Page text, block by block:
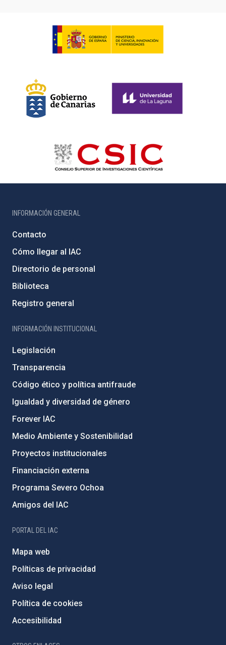
INFORMACIÓN GENERAL
Contacto
Cómo llegar al IAC
Directorio de personal
Biblioteca
Registro general
INFORMACIÓN INSTITUCIONAL
Legislación
Transparencia
Código ético y política antifraude
Igualdad y diversidad de género
Forever IAC
Medio Ambiente y Sostenibilidad
Proyectos institucionales
Financiación externa
Programa Severo Ochoa
Amigos del IAC
PORTAL DEL IAC
Mapa web
Políticas de privacidad
Aviso legal
Política de cookies
Accesibilidad